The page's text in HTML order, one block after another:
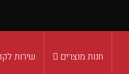
חנות מוצרים שירות